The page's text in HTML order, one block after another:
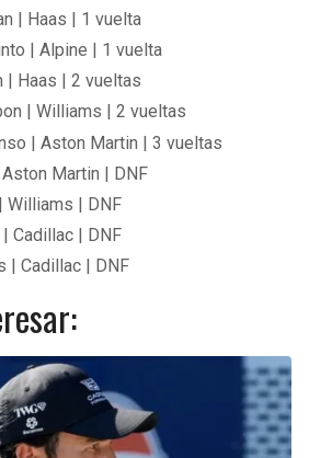
| Haas | 1 vuelta
| Alpine | 1 vuelta
| Haas | 2 vueltas
| Williams | 2 vueltas
| Aston Martin | 3 vueltas
Martin | DNF
Williams | DNF
Cadillac | DNF
| Cadillac | DNF